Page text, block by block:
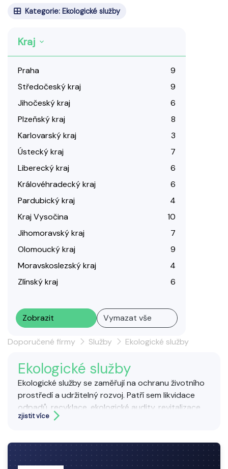
Kategorie: Ekologické služby
Kraj
Praha
9
Středočeský kraj
9
Jihočeský kraj
6
Plzeňský kraj
8
Karlovarský kraj
3
Ústecký kraj
7
Liberecký kraj
6
Královéhradecký kraj
6
Pardubický kraj
4
Kraj Vysočina
10
Jihomoravský kraj
7
Olomoucký kraj
9
Moravskoslezský kraj
4
Zlínský kraj
6
Zobrazit Vymazat vše
Doporučené firmy Služby Ekologické služby
Ekologické služby
Ekologické služby se zaměřují na ochranu životního
prostředí a udržitelný rozvoj. Patří sem likvidace
odpadů, recyklace, ekologické audity, revitalizace
krajiny nebo poradenství v oblasti ekologické
na přírodu a podporovat odpovědné hospodaření
zjistit více